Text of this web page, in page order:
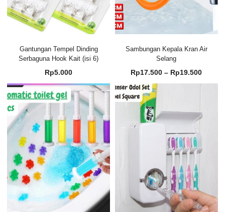
Gantungan Tempel Dinding
Serbaguna Hook Kait (isi 6)
Rp5.000
Sambungan Kepala Kran Air
Selang
Rp17.500 – Rp19.500
harga: